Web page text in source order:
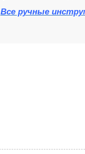
Все ручные